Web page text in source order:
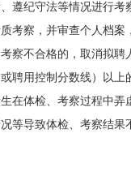
遵纪守法等情况进行考
考察，并审查个人档案
察不合格的，取消拟聘
聘用控制分数线）以上
在体检、考察过程中弄
等导致体检、考察结果